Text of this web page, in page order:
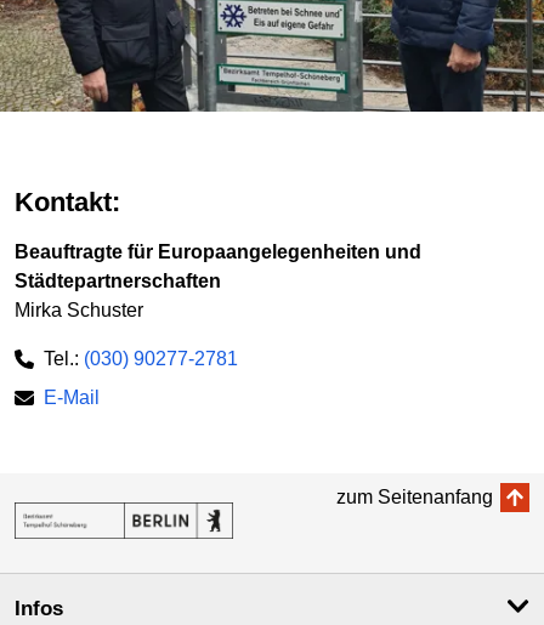
Kontakt:
Beauftragte für Europaangelegenheiten und
Städtepartnerschaften
Mirka Schuster
Tel.: (030) 90277-2781
E-Mail
zum Seitenanfang
Infos